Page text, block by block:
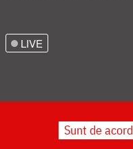
LIVE
Sunt de acord